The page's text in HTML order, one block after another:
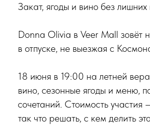
Закат, ягоды и вино без
Donna Olivia в Veer Mall зовёт
в отпуске, не выезжая с
18 июня в 19:00 на летней
вино, сезонные ягоды и меню,
сочетаний. Стоимость
так что решать, с кем делить